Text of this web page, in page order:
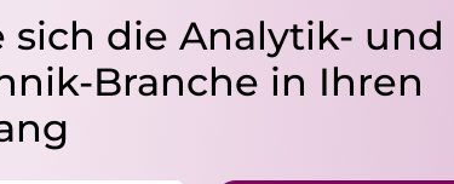
sich die Analytik- und
Branche in Ihren